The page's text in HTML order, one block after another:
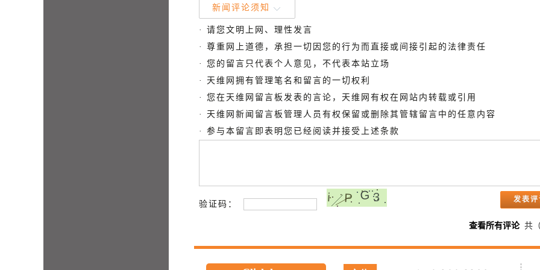
新闻评论须知
· 请您文明上网、理性发言
· 尊重网上道德，承担一切因您的行为而直接或间接引起的法律责任
· 您的留言只代表个人意见，不代表本站立场
· 天维网拥有管理笔名和留言的一切权利
· 您在天维网留言板发表的言论，天维网有权在网站内转载或引用
· 天维网新闻留言板管理人员有权保留或删除其管辖留言中的任意内容
· 参与本留言即表明您已经阅读并接受上述条款
验证码：
查看所有评论共